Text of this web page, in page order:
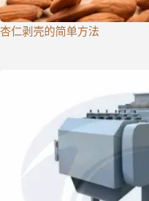
杏仁剥壳的简单方法